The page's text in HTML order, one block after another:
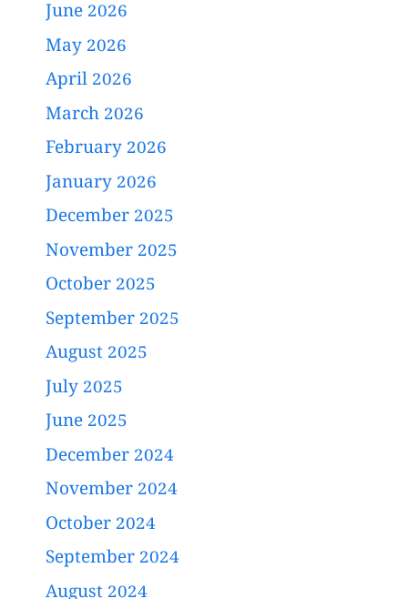
June 2026
May 2026
April 2026
March 2026
February 2026
January 2026
December 2025
November 2025
October 2025
September 2025
August 2025
July 2025
June 2025
December 2024
November 2024
October 2024
September 2024
August 2024